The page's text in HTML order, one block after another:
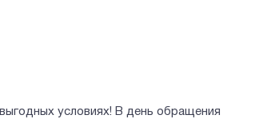
условиях! В день обращения